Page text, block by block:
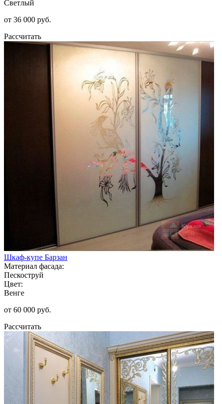
Светлый
от 36 000 руб.
Рассчитать
Шкаф-купе Барзан
Материал фасада:
Пескоструй
Цвет:
Венге
от 60 000 руб.
Рассчитать